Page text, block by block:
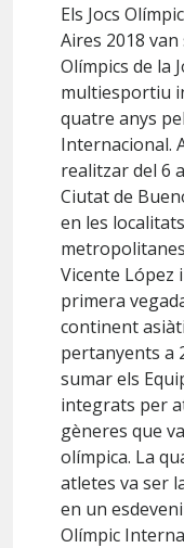
Els Jocs
Aires 2018
Olímpics de la
multiesportiu
quatre anys
Internacional.
realitzar del 6
Ciutat de
en les
Vicente López
primera
continent
pertanyents a
sumar els
integrats per
gèneres que
olímpica. La
atletes va ser
en un
Olímpic